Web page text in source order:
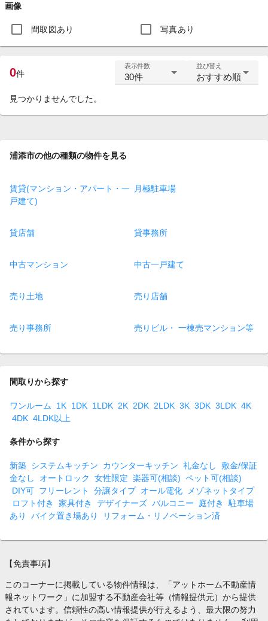
画像
間取図あり 写真あり
0件
表示件数
30件
並び替え
おすすめ順
見つかりませんでした。
浦添市の他の種類の物件を見る
賃貸(マンション・アパート・一
戸建て)
月極駐車場
貸店舗 貸事務所
中古マンション 中古一戸建て
売り土地 売り店舗
売り事務所 売りビル・ 一棟売マンション等
間取りから探す
ワンルーム 1K 1DK 1LDK 2K 2DK 2LDK 3K 3DK 3LDK 4K
4DK 4LDK以上
条件から探す
新築 システムキッチン カウンターキッチン 礼金なし
敷金/保証
金なし
オートロック 女性限定 楽器可(相談) ペット可(相談)
DIY可 フリーレント 分譲タイプ オール電化
メゾネットタイプ
ロフト付き
家具付き デザイナーズ バルコニー 庭付き
駐車場
あり
バイク置き場あり リフォーム・リノベーション済
【免責事項】
このコーナーに掲載している物件情報は、「アットホーム不動産情
報ネットワーク」に加盟する不動産会社等（情報提供元）から提供
されています。信頼性の高い情報提供が行えるよう、最大限の努力